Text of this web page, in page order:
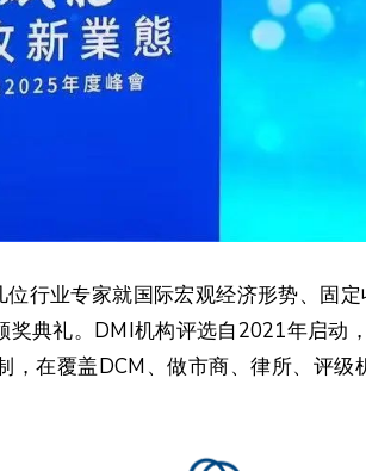
行业专家就国际宏观经济形势、固
典礼。DMI机构评选自2021年启动
在覆盖DCM、做市商、律所、评